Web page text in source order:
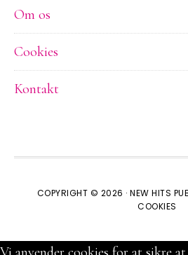
Om os
Cookies
Kontakt
COPYRIGHT © 2026 · NEW HITS
COOKIES